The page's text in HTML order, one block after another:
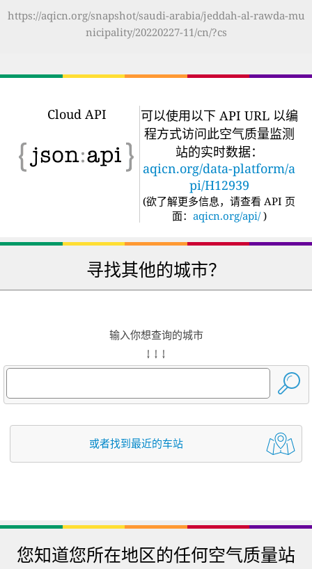
https://aqicn.org/snapshot/saudi-arabia/jeddah-al-rawda-mu
nicipality/20220227-11/cn/?cs
Cloud API
可以使用以下 API URL 以编
程方式访问此空气质量监测
站的实时数据：
aqicn.org/data-platform/a
pi/H12939
(欲了解更多信息，请查看 API 页
面： aqicn.org/api/ )
寻找其他的城市？
输入你想查询的城市
↓ ↓ ↓
或者找到最近的车站
您知道您所在地区的任何空气质量站